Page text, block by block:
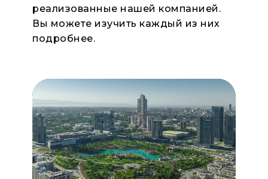
реализованные нашей компанией.
Вы можете изучить каждый из них
подробнее.